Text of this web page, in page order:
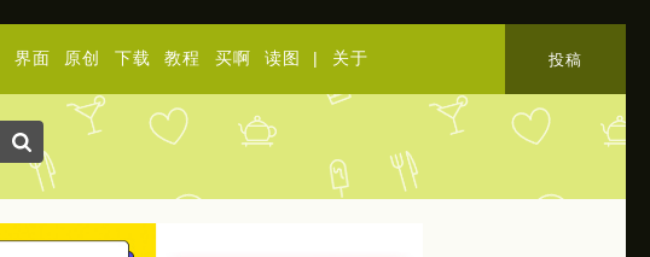
界面 原创 下载 教程 买啊 读图 | 关于 投稿